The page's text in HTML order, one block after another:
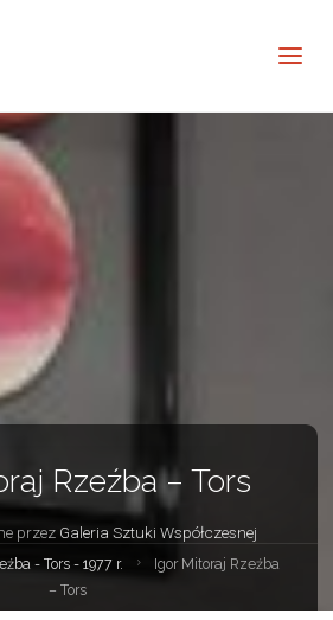
Rzeźba – Tors
przez Galeria Sztuki Współczesnej
- Tors - 1977 r.
Igor Mitoraj Rzeźba
– Tors